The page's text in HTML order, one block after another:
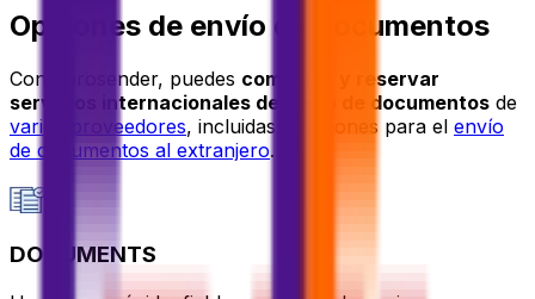
Opciones de envío de documentos
Con Eurosender, puedes comparar y reservar
servicios internacionales de envío de documentos de
varios proveedores, incluidas soluciones para el envío
de documentos al extranjero.
DOCUMENTS